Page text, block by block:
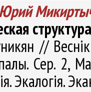
// Веснік
Сер. 2,
Экалогія.